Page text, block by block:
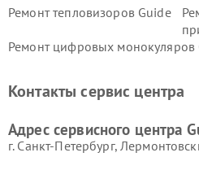
Ремонт тепловизоров Guide
Ремонт цифровых монокуляров
Контакты сервис центра
Адрес сервисного центра
г. Санкт-Петербург,